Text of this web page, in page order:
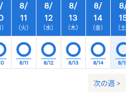
8/
11
（火）
8/
12
（水）
8/
13
（木）
8/
14
（金）
8/11 8/12 8/13 8/14
8/
15
（土）
8/15
次の週 >